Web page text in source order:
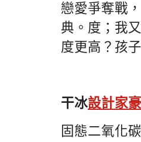
戀愛爭奪戰
典。度；我
度更高？孩
干冰設計家
固態二氧化